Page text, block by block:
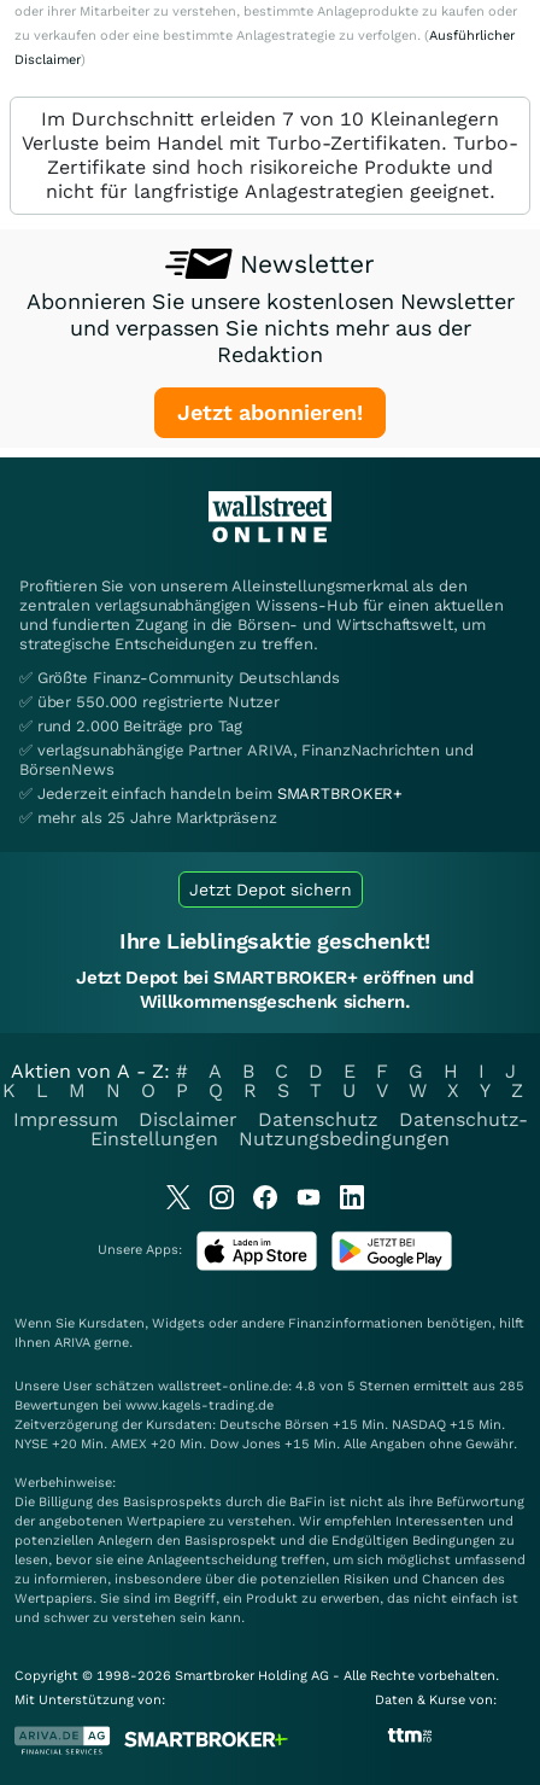
oder ihrer Mitarbeiter zu verstehen, bestimmte Anlageprodukte zu kaufen oder
zu verkaufen oder eine bestimmte Anlagestrategie zu verfolgen. (Ausführlicher
Disclaimer)
Im Durchschnitt erleiden 7 von 10 Kleinanlegern
Verluste beim Handel mit Turbo-Zertifikaten. Turbo-
Zertifikate sind hoch risikoreiche Produkte und
nicht für langfristige Anlagestrategien geeignet.
Newsletter
Abonnieren Sie unsere kostenlosen Newsletter
und verpassen Sie nichts mehr aus der
Redaktion
Jetzt abonnieren!
Profitieren Sie von unserem Alleinstellungsmerkmal als den
zentralen verlagsunabhängigen Wissens-Hub für einen aktuellen
und fundierten Zugang in die Börsen- und Wirtschaftswelt, um
strategische Entscheidungen zu treffen.
✅ Größte Finanz-Community Deutschlands
✅ über 550.000 registrierte Nutzer
✅ rund 2.000 Beiträge pro Tag
✅ verlagsunabhängige Partner ARIVA, FinanzNachrichten und
BörsenNews
✅ Jederzeit einfach handeln beim SMARTBROKER+
✅ mehr als 25 Jahre Marktpräsenz
Jetzt Depot sichern
Ihre Lieblingsaktie geschenkt!
Jetzt Depot bei SMARTBROKER+ eröffnen und
Willkommensgeschenk sichern.
Aktien von A - Z: # A B C D E F G H I
J
K
L M N O P Q R S T U V W X Y
Z
Impressum
Disclaimer Datenschutz
Datenschutz-
Einstellungen
Nutzungsbedingungen
Unsere Apps:
Wenn Sie Kursdaten, Widgets oder andere Finanzinformationen benötigen, hilft
Ihnen ARIVA gerne.
Unsere User schätzen wallstreet-online.de: 4.8 von 5 Sternen ermittelt aus 285
Bewertungen bei www.kagels-trading.de
Zeitverzögerung der Kursdaten: Deutsche Börsen +15 Min. NASDAQ +15 Min.
NYSE +20 Min. AMEX +20 Min. Dow Jones +15 Min. Alle Angaben ohne Gewähr.
Werbehinweise:
Die Billigung des Basisprospekts durch die BaFin ist nicht als ihre Befürwortung
der angebotenen Wertpapiere zu verstehen. Wir empfehlen Interessenten und
potenziellen Anlegern den Basisprospekt und die Endgültigen Bedingungen zu
lesen, bevor sie eine Anlageentscheidung treffen, um sich möglichst umfassend
zu informieren, insbesondere über die potenziellen Risiken und Chancen des
Wertpapiers. Sie sind im Begriff, ein Produkt zu erwerben, das nicht einfach ist
und schwer zu verstehen sein kann.
Copyright © 1998-2026 Smartbroker Holding AG - Alle Rechte vorbehalten.
Mit Unterstützung von:
Daten & Kurse von: